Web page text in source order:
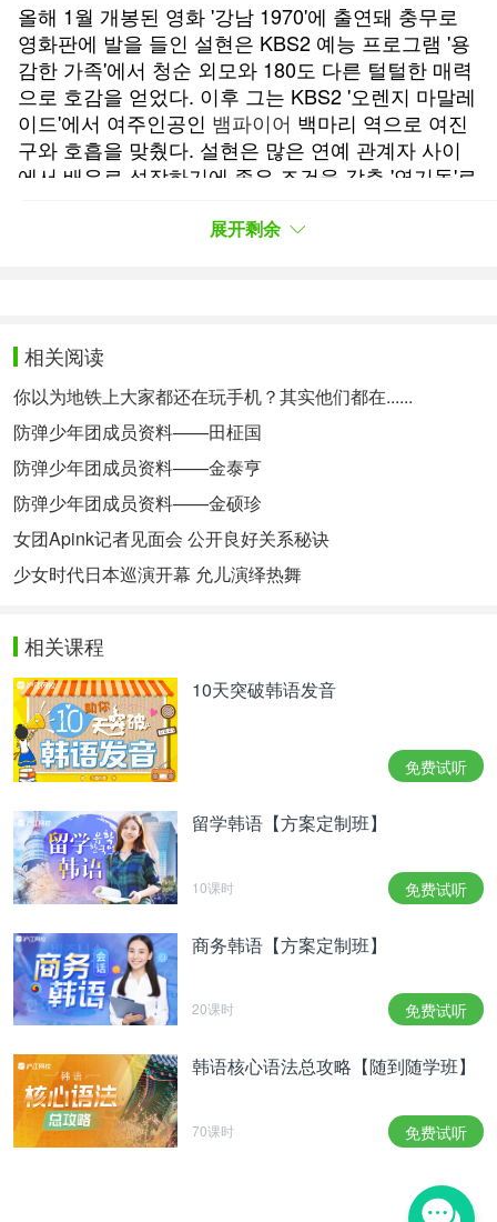
올해 1월 개봉된 영화 '강남 1970'에 출연돼 충무로
영화판에 발을 들인 설현은 KBS2 예능 프로그램 '용
감한 가족'에서 청순 외모와 180도 다른 털털한 매력
으로 호감을 얻었다. 이후 그는 KBS2 '오렌지 마말레
이드'에서 여주인공인 뱀파이어 백마리 역으로 여진
구와 호흡을 맞췄다. 설현은 많은 연예 관계자 사이
에서 배우로 성장하기에 좋은 조건을 갖춘 '연기돌'로
通过今年1月上映的电影《江南1970》中的精彩表
角。很多娱乐圈人士都认为雪炫具有成长为优秀演员
的上佳条件，是值得关注的“演技偶像”。
戳我看下一页>>Girl's Day 惠利
本内容为沪江韩语原创翻译，转载请注明出处。
2015년 하반기 기대작 tvN '응답하라 1988'에서 여주
인공으로 캐스팅된 혜리는 성장 가능성이 무한대로
꼽히고 있다. 2010년 걸 그룹 걸스데이의 멤버로 데
뷔한 그는 뒤늦게 주목을 받기 시작했지만, 그 주목
나이' 여군특집에서 혜리의 '먹방'과 애교에 많은 남
被选为2015年下半年期待之作tvN《请回答1988》女
主角的惠利，拥有无限的成长可能。2010年作为偶
像组合Gilr's Day成员出道的惠利，近段时间受到了
爆炸性的关注。2014年出演MBC综艺《真正的男
数男性的心。
'진짜 사나이' 출연은 혜리를 '대세' 아이돌로 만들어
놨다. 많은 광고의 러브콜이 쏟아졌고, 줄어들지 않
여자 신인상을 수상했다. 혜리의 성공으로 '진짜 사나
이' 여군특집은 많은 여자 연예인이 출연을 희망하는
인기 예능으로 급부상했다.
《真正的男人》把惠利打造成了大势偶像。广告代言
不断涌来，人气不断攀升，最终使惠利获得了MBC
演艺大赏的女子新人奖。正是因为惠利的成功，《真
正的男人》女兵特辑成了众多女艺人渴望出演的综艺
节目。
히 활동해왔다. 2012년 SBS '맛있는 인생'에 출연하
展开剩余
相关阅读
你以为地铁上大家都还在玩手机？其实他们都在......
防弹少年团成员资料——田柾国
防弹少年团成员资料——金泰亨
防弹少年团成员资料——金硕珍
女团Apink记者见面会 公开良好关系秘诀
少女时代日本巡演开幕 允儿演绎热舞
相关课程
10天突破韩语发音
免费试听
留学韩语【方案定制班】
10课时 免费试听
商务韩语【方案定制班】
20课时 免费试听
韩语核心语法总攻略【随到随学班】
70课时 免费试听